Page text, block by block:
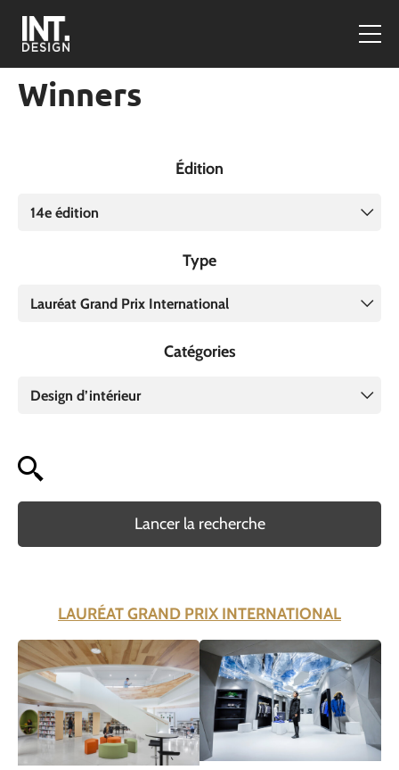
Winners
Édition
14e édition
Type
Lauréat Grand Prix International
Catégories
Design d’intérieur
Lancer la recherche
LAURÉAT GRAND PRIX INTERNATIONAL